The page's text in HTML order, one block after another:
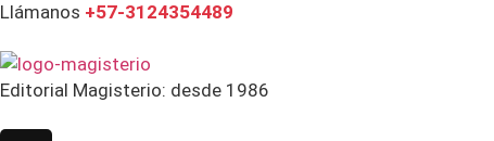
Llámanos +57-3124354489
Editorial Magisterio: desde 1986